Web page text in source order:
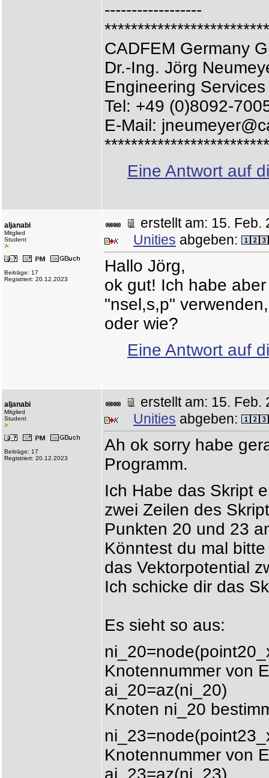
------------------
CADFEM Germany
Dr.-Ing. Jörg
Engineering Services
Tel: +49 (0)8092-
E-Mail:
Eine Antwort auf
aljanabi
Mitglied
Student
Beiträge: 17
Registriert: 20.12.2023
erstellt am: 15.
Unities abgeben:
Hallo Jörg,
ok gut! Ich habe
"nsel,s,p"
oder wie?
Eine Antwort auf
aljanabi
Mitglied
Student
Beiträge: 17
Registriert: 20.12.2023
erstellt am: 15.
Unities abgeben:
Ah ok sorry habe
Programm.
Ich Habe das Skript
zwei Zeilen des
Punkten 20 und 23
Könntest du mal
das Vektorpotential
Ich schicke dir das
Es sieht so aus:
Knotennummer von
Knoten ni_20
Knotennummer von